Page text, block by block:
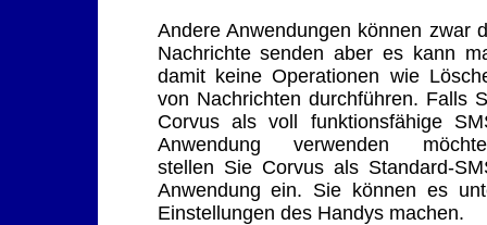
Andere Anwendungen können zwar
Nachrichte senden aber es kann
damit keine Operationen wie
von Nachrichten durchführen. Falls
Corvus als voll funktionsfähige
Anwendung verwenden
stellen Sie Corvus als Standard-
Anwendung ein. Sie können es
Einstellungen des Handys machen.